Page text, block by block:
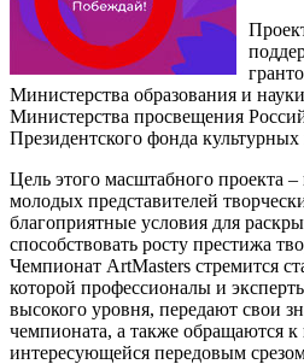
Министерства образования и
Министерства просвещения
Президентского фонда
Цель этого масштабного проекта
молодых представителей
благоприятные условия для
способствовать росту престижа
Чемпионат ArtMasters стремится
которой профессионалы и
высокого уровня, передают свои
чемпионата, а также обращаются
интересующейся передовым